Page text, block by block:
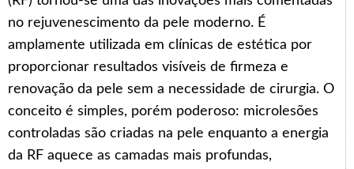
no rejuvenescimento da pele moderno. É
amplamente utilizada em clínicas de estética por
proporcionar resultados visíveis de firmeza e
renovação da pele sem a necessidade de cirurgia. O
conceito é simples, porém poderoso: microlesões
controladas são criadas na pele enquanto a energia
da RF aquece as camadas mais profundas,